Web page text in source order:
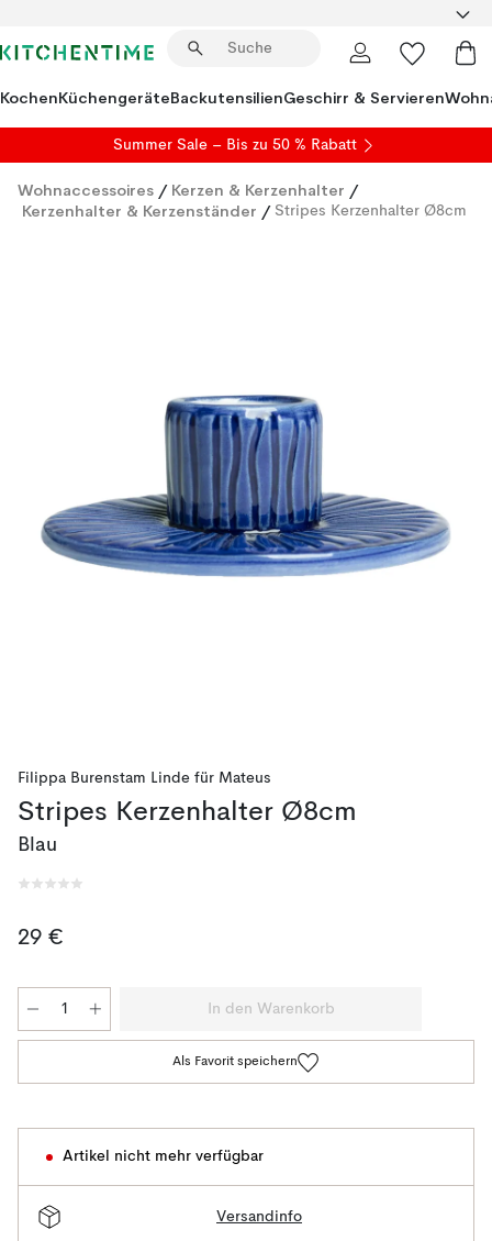
KochenKüchengeräteBackutensilienGeschirr & Servieren
Summer Sale – Bis zu 50 % Rabatt
Wohnaccessoires / Kerzen & Kerzenhalter /
Kerzenhalter & Kerzenständer / Stripes Kerzenhalter Ø8cm
Filippa Burenstam Linde für Mateus
Stripes Kerzenhalter Ø8cm
Blau
29 €
In den Warenkorb
Als Favorit speichern
Artikel nicht mehr verfügbar
Versandinfo